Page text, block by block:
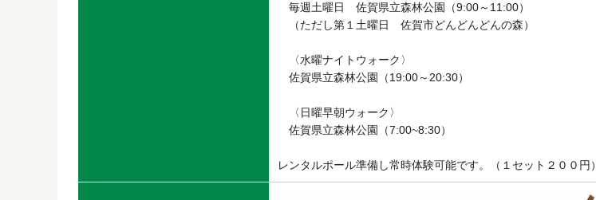
毎週土曜日 佐賀県立森林公園（9:00～11:00）
（ただし第１土曜日 佐賀市どんどんどんの森）
〈水曜ナイトウォーク〉
佐賀県立森林公園（19:00～20:30）
〈日曜早朝ウォーク〉
佐賀県立森林公園（7:00~8:30）
レンタルポール準備し常時体験可能です。（１セット２００円）